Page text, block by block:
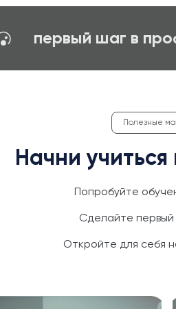
карьерное
Полезные
Начни
Попробуйте
Сделайте первый
Откройте для себя